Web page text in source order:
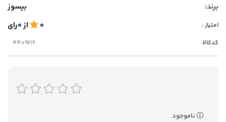
برند: بیسوز
امتیاز : 0 از0رای
کدکالا:
ناموجود